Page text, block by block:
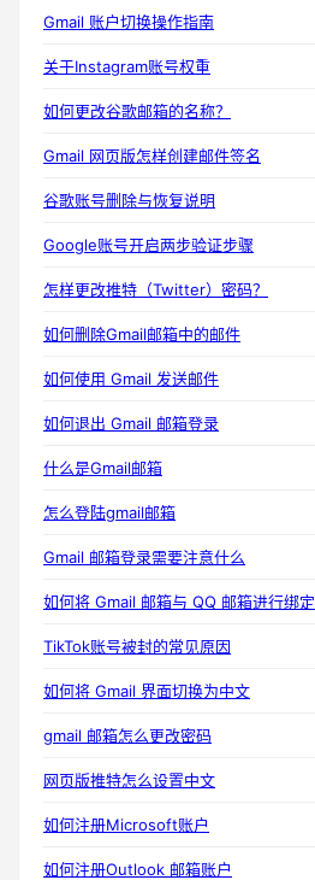
Gmail 账户切换操作指南
关于Instagram账号权重
如何更改谷歌邮箱的名称？
Gmail 网页版怎样创建邮件签名
谷歌账号删除与恢复说明
Google账号开启两步验证步骤
怎样更改推特（Twitter）密码？
如何删除Gmail邮箱中的邮件
如何使用 Gmail 发送邮件
如何退出 Gmail 邮箱登录
什么是Gmail邮箱
怎么登陆gmail邮箱
Gmail 邮箱登录需要注意什么
如何将 Gmail 邮箱与 QQ 邮箱进行绑定
TikTok账号被封的常见原因
如何将 Gmail 界面切换为中文
gmail 邮箱怎么更改密码
网页版推特怎么设置中文
如何注册Microsoft账户
如何注册Outlook 邮箱账户